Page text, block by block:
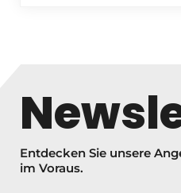
Entdecken Sie unsere
im Voraus.